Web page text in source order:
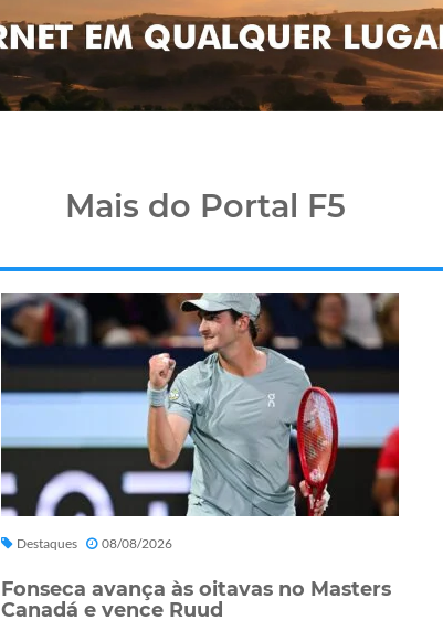
Mais do Portal F5
Destaques 08/08/2026
Fonseca avança às oitavas no Masters
Canadá e vence Ruud